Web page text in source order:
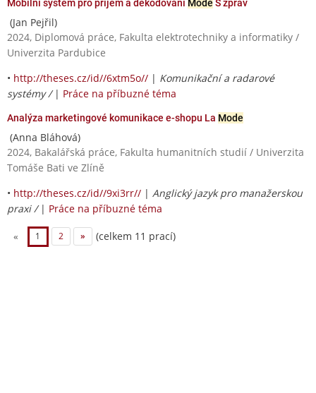
Mobilní systém pro příjem a dekódování Mode S zpráv
(Jan Pejřil)
2024, Diplomová práce, Fakulta elektrotechniky a informatiky /
Univerzita Pardubice
• http://theses.cz/id//6xtm5o// | Komunikační a radarové
systémy / | Práce na příbuzné téma
Analýza marketingové komunikace e-shopu La Mode
(Anna Bláhová)
2024, Bakalářská práce, Fakulta humanitních studií / Univerzita
Tomáše Bati ve Zlíně
• http://theses.cz/id//9xi3rr// | Anglický jazyk pro manažerskou
praxi / | Práce na příbuzné téma
« 1 2 » (celkem 11 prací)